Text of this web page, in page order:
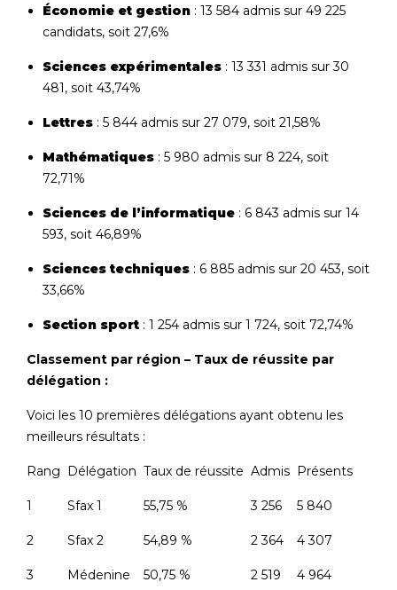
Économie et gestion : 13 584 admis sur 49 225
candidats, soit 27,6%
Sciences expérimentales : 13 331 admis sur 30
481, soit 43,74%
Lettres : 5 844 admis sur 27 079, soit 21,58%
Mathématiques : 5 980 admis sur 8 224, soit
72,71%
Sciences de l’informatique : 6 843 admis sur 14
593, soit 46,89%
Sciences techniques : 6 885 admis sur 20 453, soit
33,66%
Section sport : 1 254 admis sur 1 724, soit 72,74%
Classement par région – Taux de réussite par
délégation :
Voici les 10 premières délégations ayant obtenu les
meilleurs résultats :
Rang Délégation Taux de réussite Admis Présents
1 Sfax 1 55,75 % 3 256 5 840
2 Sfax 2 54,89 % 2 364 4 307
3 Médenine 50,75 % 2 519 4 964